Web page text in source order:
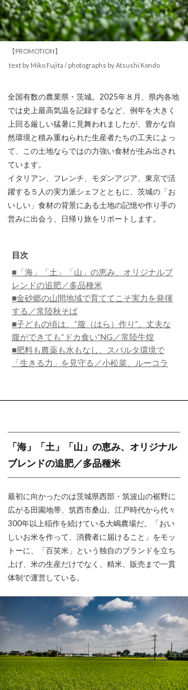
【PROMOTION】
text by Miko Fujita / photographs by Atsushi Kondo
全国有数の農業県・茨城。2025年８月、県内各地
では史上最高気温を記録するなど、例年を大きく
上回る厳しい猛暑に見舞われましたが、豊かな自
然環境と積み重ねられた生産者たちの工夫によっ
て、この土地ならではの力強い食材が生み出され
ています。
イタリアン、フレンチ、モダンアジア、東京で活
躍する５人の実力派シェフとともに、茨城の「お
いしい」食材の背景にある土地の記憶や作り手の
営みに出会う、日帰り旅をリポートします。
目次
■「海」「土」「山」の恵み、オリジナルブ
レンドの追肥／多品種米
■金砂郷の山間地域で育ててこそ実力を発揮
する／常陸秋そば
■子どもの頃は、“腹（はら）作り”。丈夫な
腹ができても“ドカ食い”NG／常陸牛煌
■肥料も農薬も水もなし、スパルタ環境で
「生きる力」を見守る／小松菜、ルーコラ
「海」「土」「山」の恵み、オリジナル
ブレンドの追肥／多品種米
最初に向かったのは茨城県西部・筑波山の裾野に
広がる田園地帯、筑西市桑山。江戸時代から代々
300年以上稲作を続けている大嶋農場だ。「おい
しいお米を作って、消費者に届けること」をモッ
トーに、「百笑米」という独自のブランドを立ち
上げ、米の生産だけでなく、精米、販売まで一貫
体制で運営している。